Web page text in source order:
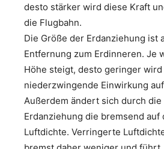
desto stärker wird diese Kraft
die Flugbahn.
Die Größe der Erdanziehung ist
Entfernung zum Erdinneren. Je
Höhe steigt, desto geringer
niederzwingende Einwirkung
Außerdem ändert sich durch
Erdanziehung die bremsend auf
Luftdichte. Verringerte